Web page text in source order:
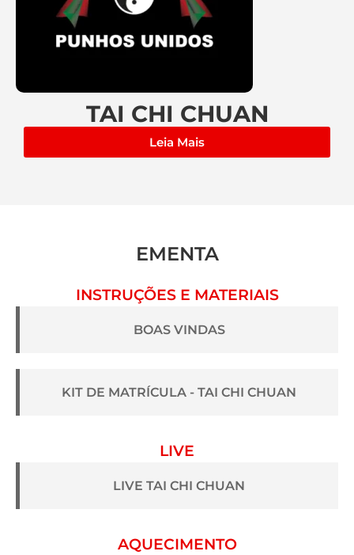
TAI CHI CHUAN
Leia Mais
EMENTA
INSTRUÇÕES E MATERIAIS
BOAS VINDAS
KIT DE MATRÍCULA - TAI CHI CHUAN
LIVE
LIVE TAI CHI CHUAN
AQUECIMENTO